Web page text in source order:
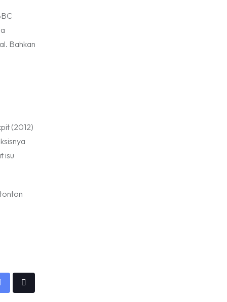
Bahkan
(2012)
isu
Share
Tiktok